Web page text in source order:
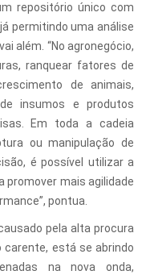
repositório único com
permitindo uma análise
além. “No agronegócio,
ranquear fatores de
de animais,
insumos e produtos
Em toda a cadeia
ou manipulação de
é possível utilizar a
promover mais agilidade
pontua.
pela alta procura
carente, está se abrindo
na nova onda,